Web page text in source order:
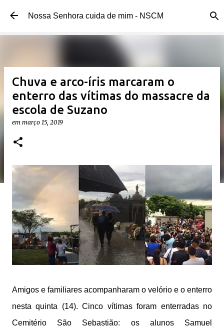
Pular para o conteúdo principal
Nossa Senhora cuida de mim - NSCM
Chuva e arco-íris marcaram o
enterro das vítimas do massacre da
escola de Suzano
em março 15, 2019
Amigos e familiares acompanharam o velório e o enterro
nesta quinta (14). Cinco vítimas foram enterradas no
Cemitério São Sebastião: os alunos Samuel